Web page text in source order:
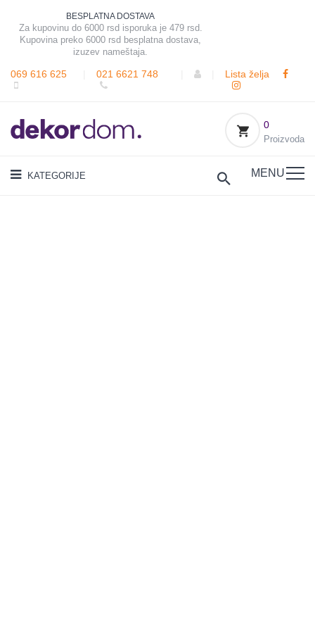
BESPLATNA DOSTAVA
Za kupovinu do 6000 rsd isporuka je 479 rsd.
Kupovina preko 6000 rsd besplatna dostava,
izuzev nameštaja.
069 616 625 021 6621 748 Lista želja
0
Proizvoda
KATEGORIJE MENU